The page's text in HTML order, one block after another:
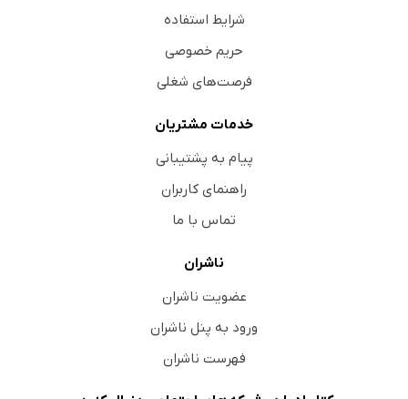
شرایط استفاده
حریم خصوصی
فرصت‌های شغلی
خدمات مشتریان
پیام به پشتیبانی
راهنمای کاربران
تماس با ما
ناشران
عضویت ناشران
ورود به پنل ناشران
فهرست ناشران